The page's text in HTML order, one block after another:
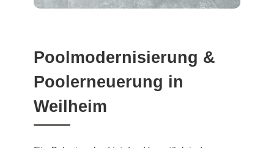
Poolmodernisierung &
Poolerneuerung in
Weilheim